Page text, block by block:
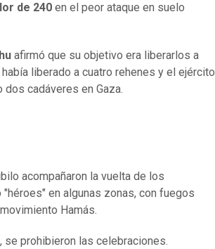
de 240 en el peor ataque en suelo
afirmó que su objetivo era liberarlos a
liberado a cuatro rehenes y el ejército
cadáveres en Gaza.
acompañaron la vuelta de los
en algunas zonas, con fuegos
Hamás.
se prohibieron las celebraciones.